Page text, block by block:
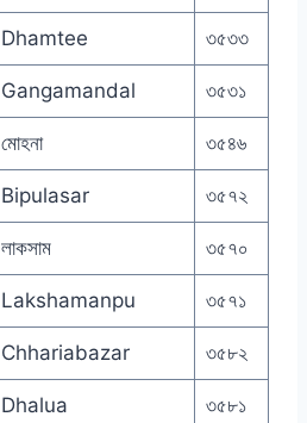
Dhamtee ৩৫৩৩
Gangamandal ৩৫৩১
মোহনা ৩৫৪৬
Bipulasar ৩৫৭২
লাকসাম ৩৫৭০
Lakshamanpu ৩৫৭১
Chhariabazar ৩৫৮২
Dhalua ৩৫৮১